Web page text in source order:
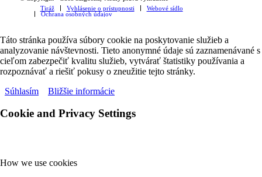
Tiráž
Vyhlásenie o prístupnosti
Webové sídlo
Ochrana osobných údajov
Táto stránka používa súbory cookie na poskytovanie služieb a
analyzovanie návštevnosti. Tieto anonymné údaje sú zaznamenávané s
cieľom zabezpečiť kvalitu služieb, vytvárať štatistiky používania a
rozpoznávať a riešiť pokusy o zneužitie tejto stránky.
Súhlasím
Bližšie informácie
Cookie and Privacy Settings
How we use cookies